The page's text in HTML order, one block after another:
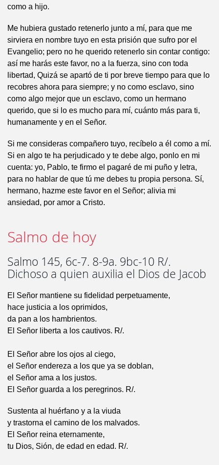
como a hijo.
Me hubiera gustado retenerlo junto a mí, para que me
sirviera en nombre tuyo en esta prisión que sufro por el
Evangelio; pero no he querido retenerlo sin contar contigo:
así me harás este favor, no a la fuerza, sino con toda
libertad, Quizá se apartó de ti por breve tiempo para que lo
recobres ahora para siempre; y no como esclavo, sino
como algo mejor que un esclavo, como un hermano
querido, que si lo es mucho para mí, cuánto más para ti,
humanamente y en el Señor.
Si me consideras compañero tuyo, recíbelo a él como a mí.
Si en algo te ha perjudicado y te debe algo, ponlo en mi
cuenta: yo, Pablo, te firmo el pagaré de mi puño y letra,
para no hablar de que tú me debes tu propia persona. Sí,
hermano, hazme este favor en el Señor; alivia mi
ansiedad, por amor a Cristo.
Salmo de hoy
Salmo 145, 6c-7. 8-9a. 9bc-10 R/.
Dichoso a quien auxilia el Dios de Jacob
El Señor mantiene su fidelidad perpetuamente,
hace justicia a los oprimidos,
da pan a los hambrientos.
El Señor liberta a los cautivos. R/.
El Señor abre los ojos al ciego,
el Señor endereza a los que ya se doblan,
el Señor ama a los justos.
El Señor guarda a los peregrinos. R/.
Sustenta al huérfano y a la viuda
y trastorna el camino de los malvados.
El Señor reina eternamente,
tu Dios, Sión, de edad en edad. R/.